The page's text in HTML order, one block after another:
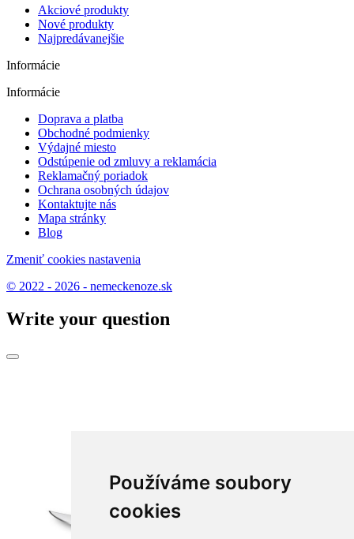
Používáme soubory
cookies
Akciové produkty
Nové produkty
Najpredávanejšie
Informácie
Informácie
Doprava a platba
Obchodné podmienky
Výdajné miesto
Odstúpenie od zmluvy a reklamácia
Reklamačný poriadok
Ochrana osobných údajov
Kontaktujte nás
Mapa stránky
Blog
Zmeniť cookies nastavenia
© 2022 - 2026 - nemeckenoze.sk
Write your question